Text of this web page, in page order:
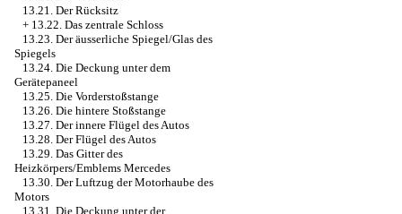
13.21. Der Rücksitz
+ 13.22. Das zentrale Schloss
13.23. Der äusserliche Spiegel/Glas des
Spiegels
13.24. Die Deckung unter dem
Gerätepaneel
13.25. Die Vorderstoßstange
13.26. Die hintere Stoßstange
13.27. Der innere Flügel des Autos
13.28. Der Flügel des Autos
13.29. Das Gitter des
Heizkörpers/Emblems Mercedes
13.30. Der Luftzug der Motorhaube des
Motors
13.31. Die Deckung unter der